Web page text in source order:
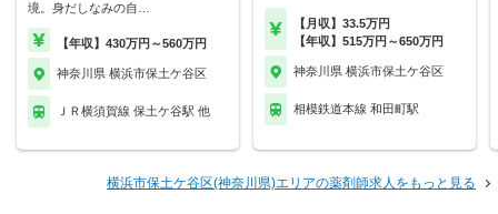
境。身だしなみの自…
【年収】430万円～560万円
神奈川県 横浜市保土ケ谷区
ＪＲ横須賀線 保土ケ谷駅 他
【月収】33.5万円
【年収】515万円～650万円
神奈川県 横浜市保土ケ谷区
相模鉄道本線 和田町駅
横浜市保土ケ谷区(神奈川県)エリアの薬剤師求人をもっと見る